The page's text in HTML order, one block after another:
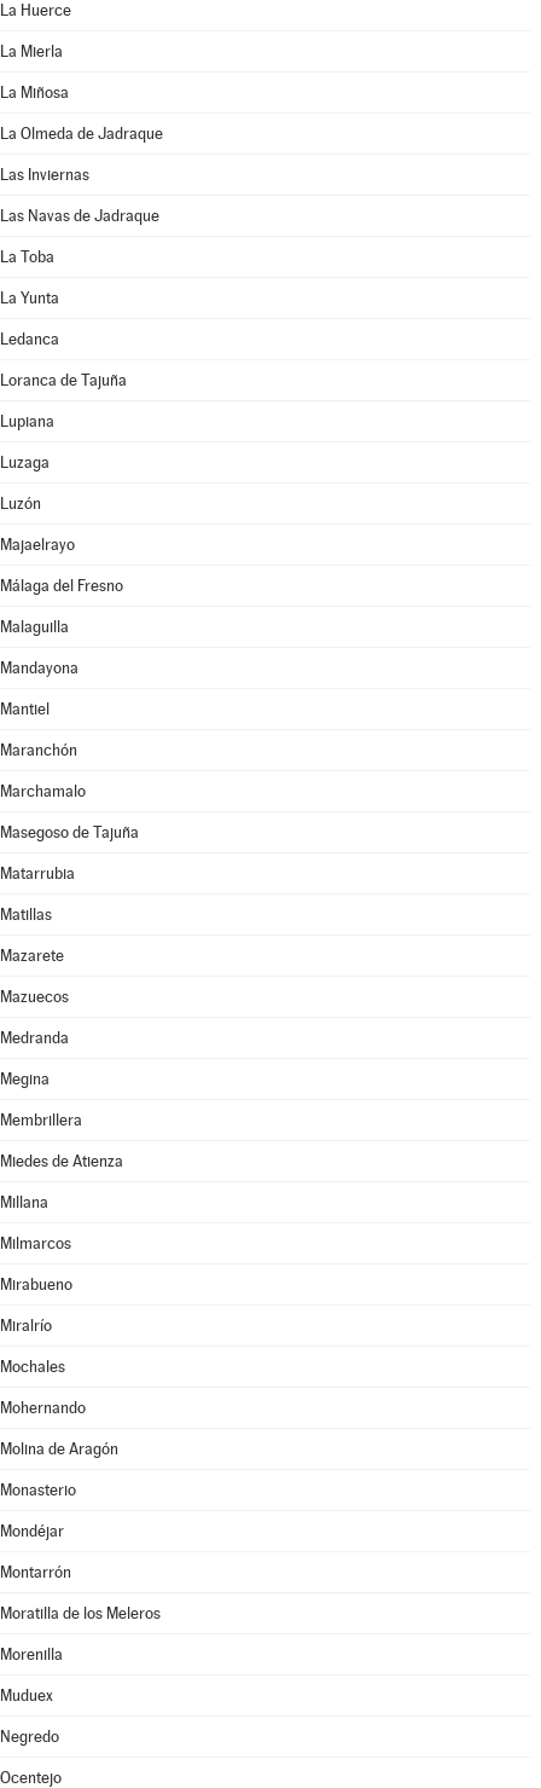
La Huerce
La Mierla
La Miñosa
La Olmeda de Jadraque
Las Inviernas
Las Navas de Jadraque
La Toba
La Yunta
Ledanca
Loranca de Tajuña
Lupiana
Luzaga
Luzón
Majaelrayo
Málaga del Fresno
Malaguilla
Mandayona
Mantiel
Maranchón
Marchamalo
Masegoso de Tajuña
Matarrubia
Matillas
Mazarete
Mazuecos
Medranda
Megina
Membrillera
Miedes de Atienza
Millana
Milmarcos
Mirabueno
Miralrío
Mochales
Mohernando
Molina de Aragón
Monasterio
Mondéjar
Montarrón
Moratilla de los Meleros
Morenilla
Muduex
Negredo
Ocentejo